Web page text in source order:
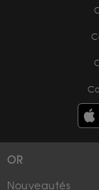
OR
Nouveautés